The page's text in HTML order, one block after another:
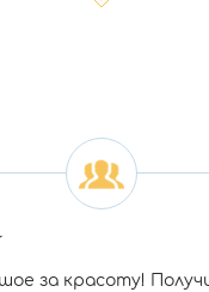
за красоту!